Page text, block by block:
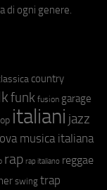
di ogni genere.
country
funk fusion garage
italiani jazz
musica italiana
rap rap italiano reggae
swing trap